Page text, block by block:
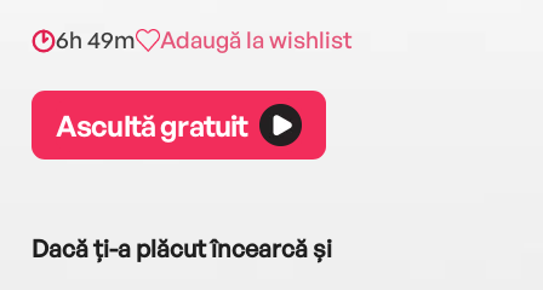
6h 49m Adaugă la wishlist
Ascultă gratuit
Dacă ți-a plăcut încearcă și